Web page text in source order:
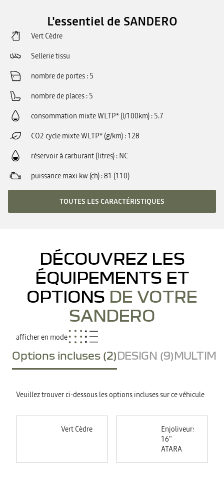
L'essentiel de SANDERO
Vert Cèdre
Sellerie tissu
nombre de portes 5
nombre de places 5
consommation mixte WLTP* (l/100km) 5.7
CO2 cycle mixte WLTP* (g/km) 128
réservoir à carburant (litres) NC
puissance maxi kw (ch) 81 (110)
TOUTES LES CARACTÉRISTIQUES
DÉCOUVREZ LES
ÉQUIPEMENTS ET
OPTIONS DE VOTRE
SANDERO
afficher en mode
Options incluses (2)DESIGN (9)
Veuillez trouver ci-dessous les options incluses sur ce véhicule
Vert Cèdre
Enjoliveurs
16"
ATARA